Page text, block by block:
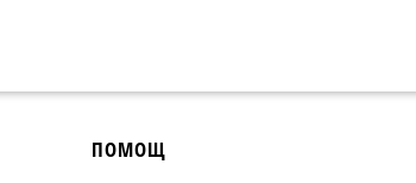
ПОМОЩ